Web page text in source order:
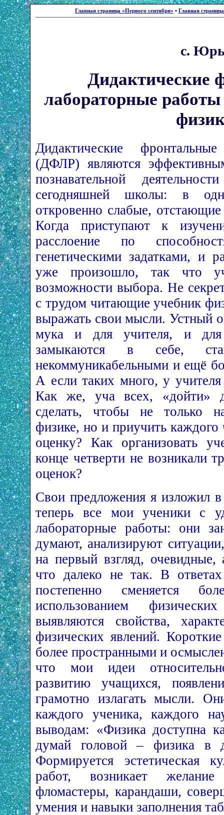
Главная страница «Первого сентября» • Главная
с.
Дидактические
лабораторные
Дидактические
(ДФЛР) являются
познавательной
сегодняшней школы: в
откровенно слабые,
Когда приступают к
расслоение по
генетическими задатками, и
уже произошло, так что
возможности выбора. Не
с трудом читающие учебник
выражать свои мысли. Устный
мука и для учителя, и для
замыкаются в себе,
некоммуникабельными и ещё
А если таких много, у
Как же, уча всех, «дойти»
сделать, чтобы не только
физике, но и приучить каждого
оценку? Как организовать
конце четверти не возникали
оценок?
Свои предложения я изложил
теперь все мои ученики с
лабораторные работы: они
думают, анализируют
на первый взгляд, очевидные,
что далеко не так. В
постепенно сменяется
использованием
выявляются свойства,
физических явлений.
более пространными и
что мои идеи
развитию учащихся,
грамотно излагать мысли.
каждого ученика, каждого
выводам: «Физика доступна
думай головой – физика в
Формируется эстетическая
работ, возникает желание
фломастеры, карандаши,
умения и навыки заполнения